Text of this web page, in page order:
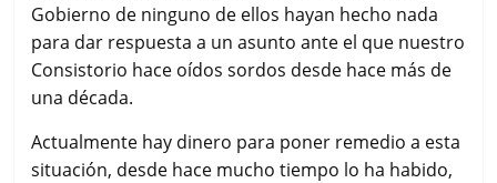
Gobierno de ninguno de ellos hayan hecho nada
para dar respuesta a un asunto ante el que nuestro
Consistorio hace oídos sordos desde hace más de
una década.
Actualmente hay dinero para poner remedio a esta
situación, desde hace mucho tiempo lo ha habido,